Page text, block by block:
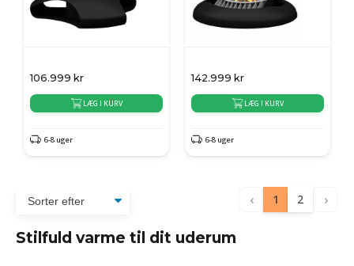
106.999 kr
LÆG I KURV
6-8 uger
142.999 kr
LÆG I KURV
6-8 uger
‹ 1 2 ›
Stilfuld varme til dit uderum